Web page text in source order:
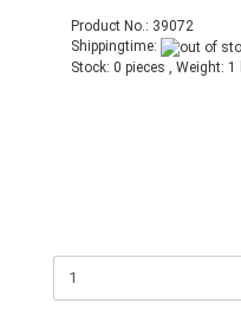
Product No.: 39072
Shippingtime:
Stock: 0 pieces , Weight: 1